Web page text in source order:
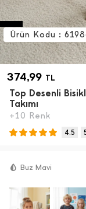
374,99 TL
Top Desenli
Takımı
+10 Renk
Ürün Kodu :
4.5
Buz Mavi